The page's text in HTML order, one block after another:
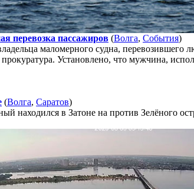
перевозка пассажиров (Волга, События)
маломерного судна, перевозившего
Установлено, что мужчина,
(Волга, Саратов)
находился в Затоне на против Зелёного